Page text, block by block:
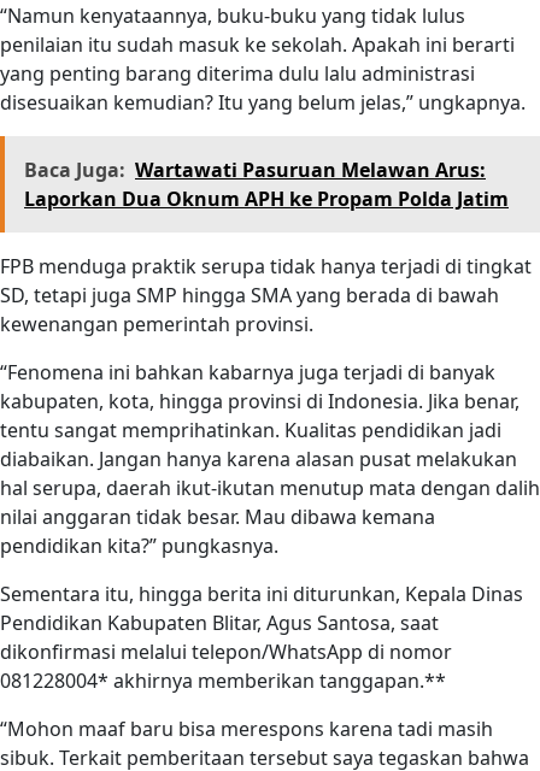
“Namun kenyataannya, buku-buku yang tidak lulus
penilaian itu sudah masuk ke sekolah. Apakah ini berarti
yang penting barang diterima dulu lalu administrasi
disesuaikan kemudian? Itu yang belum jelas,” ungkapnya.
Baca Juga: Wartawati Pasuruan Melawan Arus:
Laporkan Dua Oknum APH ke Propam Polda Jatim
FPB menduga praktik serupa tidak hanya terjadi di tingkat
SD, tetapi juga SMP hingga SMA yang berada di bawah
kewenangan pemerintah provinsi.
“Fenomena ini bahkan kabarnya juga terjadi di banyak
kabupaten, kota, hingga provinsi di Indonesia. Jika benar,
tentu sangat memprihatinkan. Kualitas pendidikan jadi
diabaikan. Jangan hanya karena alasan pusat melakukan
hal serupa, daerah ikut-ikutan menutup mata dengan dalih
nilai anggaran tidak besar. Mau dibawa kemana
pendidikan kita?” pungkasnya.
Sementara itu, hingga berita ini diturunkan, Kepala Dinas
Pendidikan Kabupaten Blitar, Agus Santosa, saat
dikonfirmasi melalui telepon/WhatsApp di nomor
081228004* akhirnya memberikan tanggapan.**
“Mohon maaf baru bisa merespons karena tadi masih
sibuk. Terkait pemberitaan tersebut saya tegaskan bahwa